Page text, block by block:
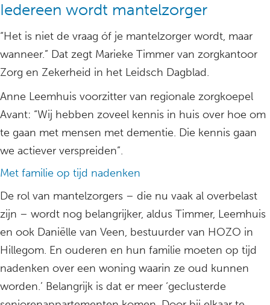
Iedereen wordt mantelzorger
“Het is niet de vraag óf je mantelzorger wordt, maar
wanneer.” Dat zegt Marieke Timmer van zorgkantoor
Zorg en Zekerheid in het Leidsch Dagblad.
Anne Leemhuis voorzitter van regionale zorgkoepel
Avant: “Wij hebben zoveel kennis in huis over hoe om
te gaan met mensen met dementie. Die kennis gaan
we actiever verspreiden”.
Met familie op tijd nadenken
De rol van mantelzorgers – die nu vaak al overbelast
zijn – wordt nog belangrijker, aldus Timmer, Leemhuis
en ook Daniëlle van Veen, bestuurder van HOZO in
Hillegom. En ouderen en hun familie moeten op tijd
nadenken over een woning waarin ze oud kunnen
worden.’ Belangrijk is dat er meer ‘geclusterde